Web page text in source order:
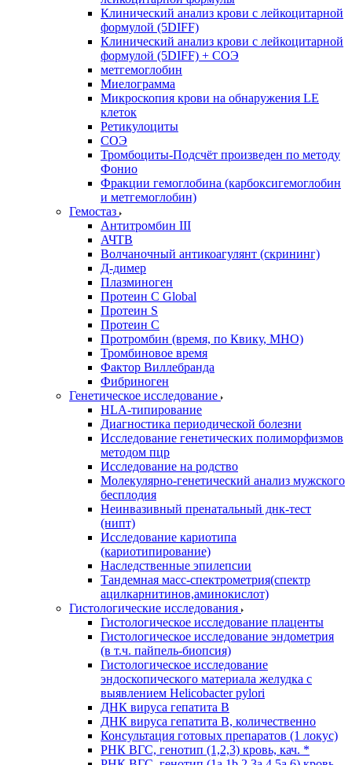
Клинический анализ крови с лейкоцитарной
формулой (5DIFF)
Клинический анализ крови с лейкоцитарной
формулой (5DIFF) + СОЭ
метгемоглобин
Миелограмма
Микроскопия крови на обнаружения LE
клеток
Ретикулоциты
СОЭ
Тромбоциты-Подсчёт произведен по методу
Фонио
Фракции гемоглобина (карбоксигемоглобин
и метгемоглобин)
Гемостаз
Антитромбин III
АЧТВ
Волчаночный антикоагулянт (скрининг)
Д-димер
Плазминоген
Протеин C Global
Протеин S
Протеин С
Протромбин (время, по Квику, МНО)
Тромбиновое время
Фактор Виллебранда
Фибриноген
Генетическое исследование
HLA-типирование
Диагностика периодической болезни
Исследование генетических полиморфизмов
методом пцр
Исследование на родство
Молекулярно-генетический анализ мужского
бесплодия
Неинвазивный пренатальный днк-тест
(нипт)
Исследование кариотипа
(кариотипирование)
Наследственные эпилепсии
Тандемная масс-спектрометрия(спектр
ацилкарнитинов,аминокислот)
Гистологические исследования
Гистологическое исследование плаценты
Гистологическое исследование эндометрия
(в т.ч. пайпель-биопсия)
Гистологическое исследование
эндоскопического материала желудка с
выявлением Helicobacter pylori
ДНК вируса гепатита B
ДНК вируса гепатита B, количественно
Консультация готовых препаратов (1 локус)
РНК ВГC, генотип (1,2,3) кровь, кач. *